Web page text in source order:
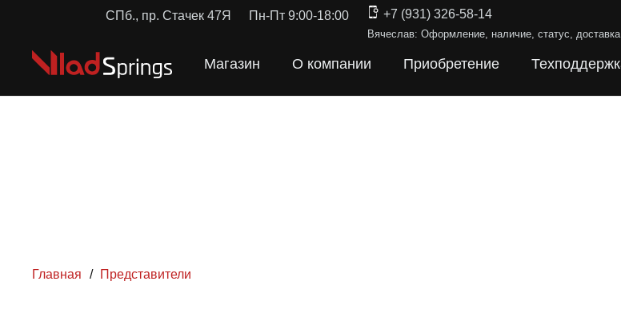
СПб., пр. Стачек 47Я Пн-Пт 9:00-18:00 +7 (931) 326-58-14
Вячеслав: Оформление, наличие, статус, доставка
Магазин О компании Приобретение
Главная / Представители